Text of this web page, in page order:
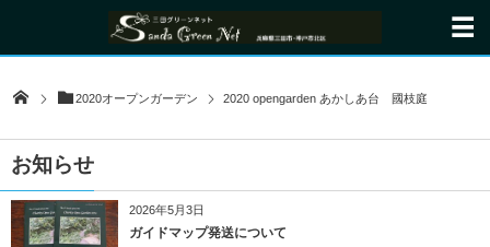
2020オープンガーデン 2020 opengarden あかしあ台 國枝庭
お知らせ
2026年5月3日
ガイドマップ発送について